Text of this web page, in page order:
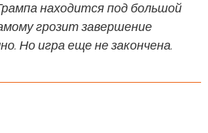
находится под большой
грозит завершение
Но игра еще не закончена.